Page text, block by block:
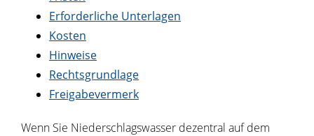
Erforderliche Unterlagen
Kosten
Hinweise
Rechtsgrundlage
Freigabevermerk
Wenn Sie Niederschlagswasser dezentral auf dem